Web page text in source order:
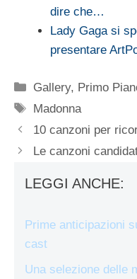
dire che…
Lady Gaga si
presentare
Categorie
Gallery, Primo
Tag
Madonna
10 canzoni per
Le canzoni
LEGGI ANCHE:
Prime anticipazioni
cast
Una selezione delle